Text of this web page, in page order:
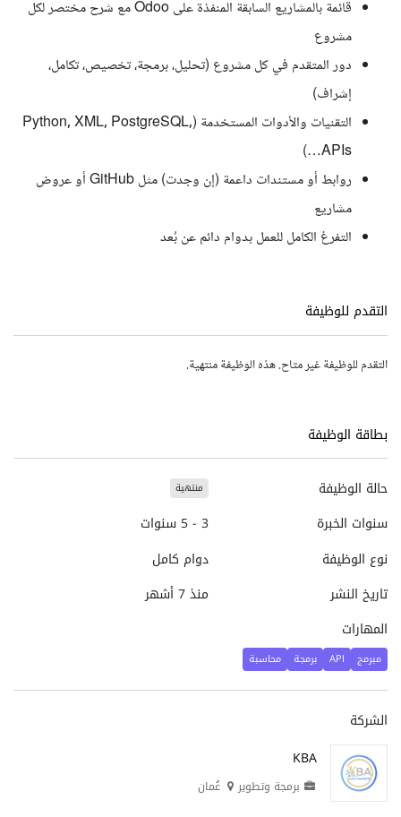
قائمة بالمشاريع السابقة المنفذة على Odoo مع شرح مختصر لكل
مشروع
دور المتقدم في كل مشروع (تحليل، برمجة، تخصيص، تكامل،
إشراف)
التقنيات والأدوات المستخدمة (Python, XML, PostgreSQL,
APIs…)
روابط أو مستندات داعمة (إن وجدت) مثل GitHub أو عروض
مشاريع
التفرغ الكامل للعمل بدوام دائم عن بُعد
التقدم للوظيفة
التقدم للوظيفة غير متاح. هذه الوظيفة منتهية.
بطاقة الوظيفة
حالة الوظيفة منتهية
سنوات الخبرة
3 - 5 سنوات
نوع الوظيفة
دوام كامل
تاريخ النشر
منذ 7 أشهر
المهارات
مبرمج API برمجة محاسبة
الشركة
KBA
برمجة وتطوير عُمان